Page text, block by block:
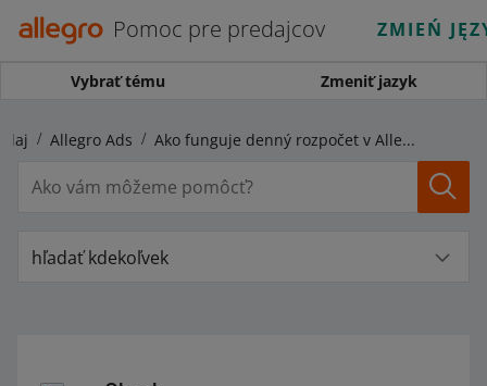
Pomoc pre predajcov ZMIEŃ
Vybrať tému Zmeniť jazyk
Allegro Ads Ako funguje denný rozpočet v Allegro Ads
hľadať kdekoľvek